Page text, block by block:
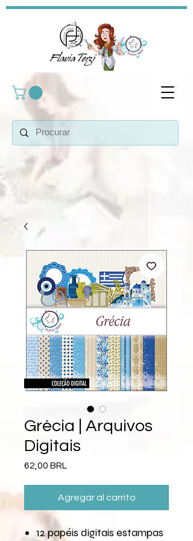
Grécia | Arquivos
Digitais
62,00 BRL
Agregar al carrito
12 papéis digitais estampas